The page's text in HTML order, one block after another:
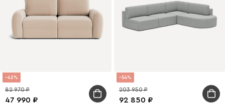
42
47 990
82 970
54
92 850
203 950